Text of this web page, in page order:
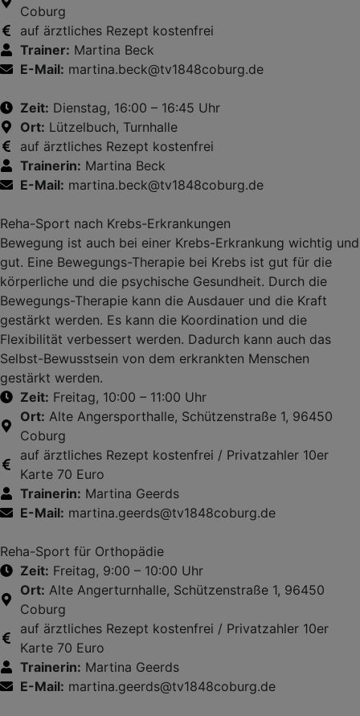
Coburg
auf ärztliches Rezept kostenfrei
Trainer: Martina Beck
E-Mail: martina.beck@tv1848coburg.de
Zeit: Dienstag, 16:00 – 16:45 Uhr
Ort: Lützelbuch, Turnhalle
auf ärztliches Rezept kostenfrei
Trainerin: Martina Beck
E-Mail: martina.beck@tv1848coburg.de
Reha-Sport nach Krebs-Erkrankungen
Bewegung ist auch bei einer Krebs-Erkrankung wichtig und
gut. Eine Bewegungs-Therapie bei Krebs ist gut für die
körperliche und die psychische Gesundheit. Durch die
Bewegungs-Therapie kann die Ausdauer und die Kraft
gestärkt werden. Es kann die Koordination und die
Flexibilität verbessert werden. Dadurch kann auch das
Selbst-Bewusstsein von dem erkrankten Menschen
gestärkt werden.
Zeit: Freitag, 10:00 – 11:00 Uhr
Ort: Alte Angersporthalle, Schützenstraße 1, 96450
Coburg
auf ärztliches Rezept kostenfrei / Privatzahler 10er
Karte 70 Euro
Trainerin: Martina Geerds
E-Mail: martina.geerds@tv1848coburg.de
Reha-Sport für Orthopädie
Zeit: Freitag, 9:00 – 10:00 Uhr
Ort: Alte Angerturnhalle, Schützenstraße 1, 96450
Coburg
auf ärztliches Rezept kostenfrei / Privatzahler 10er
Karte 70 Euro
Trainerin: Martina Geerds
E-Mail: martina.geerds@tv1848coburg.de